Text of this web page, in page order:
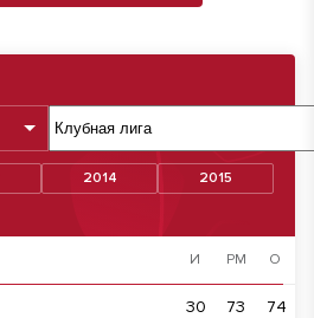
2014
2015
И РМ О
30 73 74